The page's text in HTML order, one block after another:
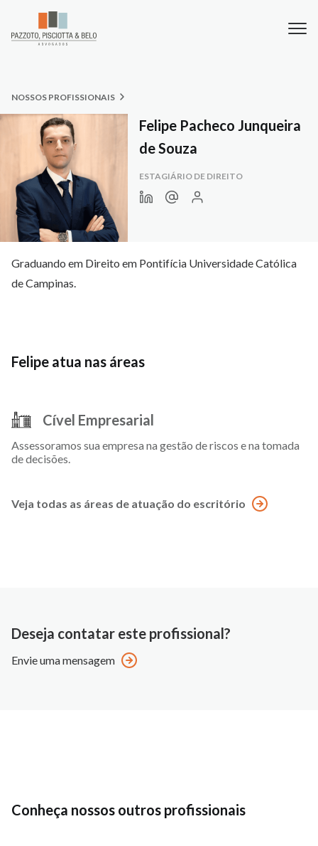
NOSSOS PROFISSIONAIS
Felipe Pacheco Junqueira
de Souza
ESTAGIÁRIO DE DIREITO
Graduando em Direito em Pontifícia Universidade Católica
de Campinas.
Felipe atua nas áreas
Cível Empresarial
Assessoramos sua empresa na gestão de riscos e na tomada
de decisões.
Veja todas as áreas de atuação do escritório
Deseja contatar este profissional?
Envie uma mensagem
Conheça nossos outros profissionais